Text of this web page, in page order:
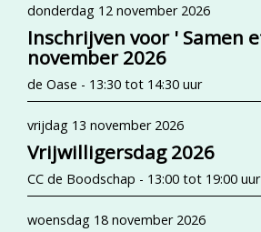
donderdag 12 november 2026
Inschrijven voor ' Samen
november 2026
de Oase - 13:30 tot 14:30 uur
vrijdag 13 november 2026
Vrijwilligersdag 2026
CC de Boodschap - 13:00 tot 19:00 uur
woensdag 18 november 2026